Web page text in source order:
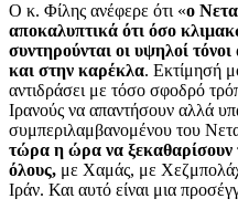
Ο κ. Φίλης ανέφερε ότι «ο
αποκαλυπτικά ότι όσο
συντηρούνται οι υψηλοί
και στην καρέκλα. Εκτίμησή
αντιδράσει με τόσο σφοδρό
Ιρανούς να απαντήσουν αλλά
συμπεριλαμβανομένου του
τώρα η ώρα να ξεκαθαρίσουν
όλους, με Χαμάς, με
Ιράν. Και αυτό είναι μια